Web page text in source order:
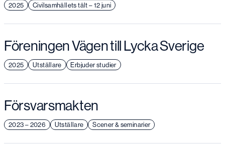
2025 Civilsamhällets tält – 12 juni
Föreningen Vägen till Lycka Sverige
2025 Utställare Erbjuder studier
Försvarsmakten
2023 – 2026 Utställare Scener & seminarier